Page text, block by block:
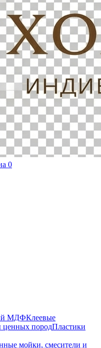
0
МДФКлеевые
породПластики
мойки, смесители и